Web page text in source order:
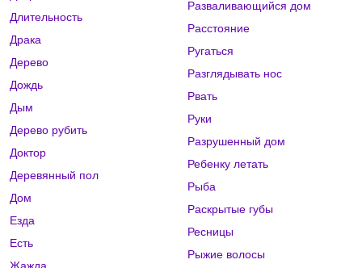
Длительность
Драка
Дерево
Дождь
Дым
Дерево рубить
Доктор
Деревянный пол
Дом
Езда
Есть
Разваливающийся дом
Расстояние
Ругаться
Разглядывать нос
Рвать
Руки
Разрушенный дом
Ребенку летать
Рыба
Раскрытые губы
Ресницы
Рыжие волосы